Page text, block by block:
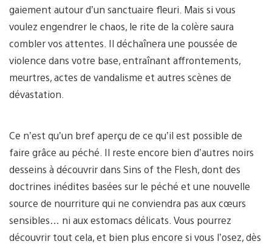
gaiement autour d’un sanctuaire fleuri. Mais si vous
voulez engendrer le chaos, le rite de la colère saura
combler vos attentes. Il déchaînera une poussée de
violence dans votre base, entraînant affrontements,
meurtres, actes de vandalisme et autres scènes de
dévastation.
Ce n’est qu’un bref aperçu de ce qu’il est possible de
faire grâce au péché. Il reste encore bien d’autres noirs
desseins à découvrir dans Sins of the Flesh, dont des
doctrines inédites basées sur le péché et une nouvelle
source de nourriture qui ne conviendra pas aux cœurs
sensibles… ni aux estomacs délicats. Vous pourrez
découvrir tout cela, et bien plus encore si vous l’osez, dès